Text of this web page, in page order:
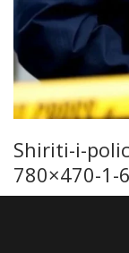
Shiriti-i-
780×470-1-